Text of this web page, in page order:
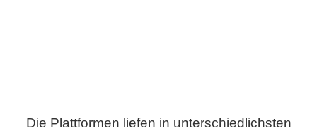
Die Plattformen liefen in unterschiedlichsten